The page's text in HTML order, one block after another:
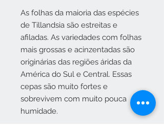
As folhas da maioria das espécies
de Tillandsia são estreitas e
afiladas. As variedades com folhas
mais grossas e acinzentadas são
originárias das regiões áridas da
América do Sul e Central. Essas
cepas são muito fortes e
sobrevivem com muito pouca
humidade.